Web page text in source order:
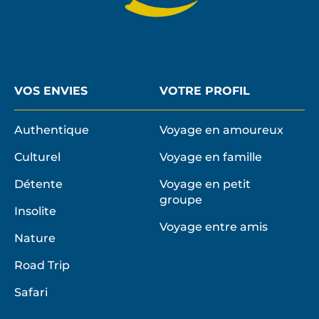
VOS ENVIES
Authentique
Culturel
Détente
Insolite
Nature
Road Trip
Safari
VOTRE PROFIL
Voyage en amoureux
Voyage en famille
Voyage en petit
groupe
Voyage entre amis